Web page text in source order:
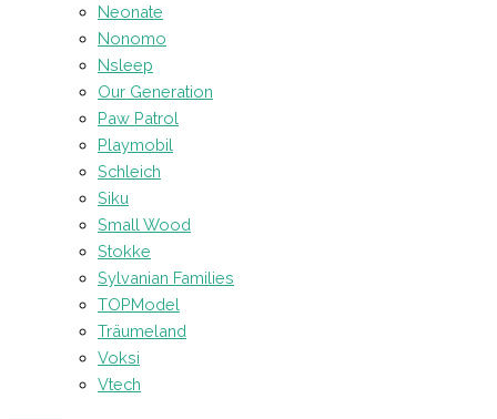
Neonate
Nonomo
Nsleep
Our Generation
Paw Patrol
Playmobil
Schleich
Siku
Small Wood
Stokke
Sylvanian Families
TOPModel
Träumeland
Voksi
Vtech